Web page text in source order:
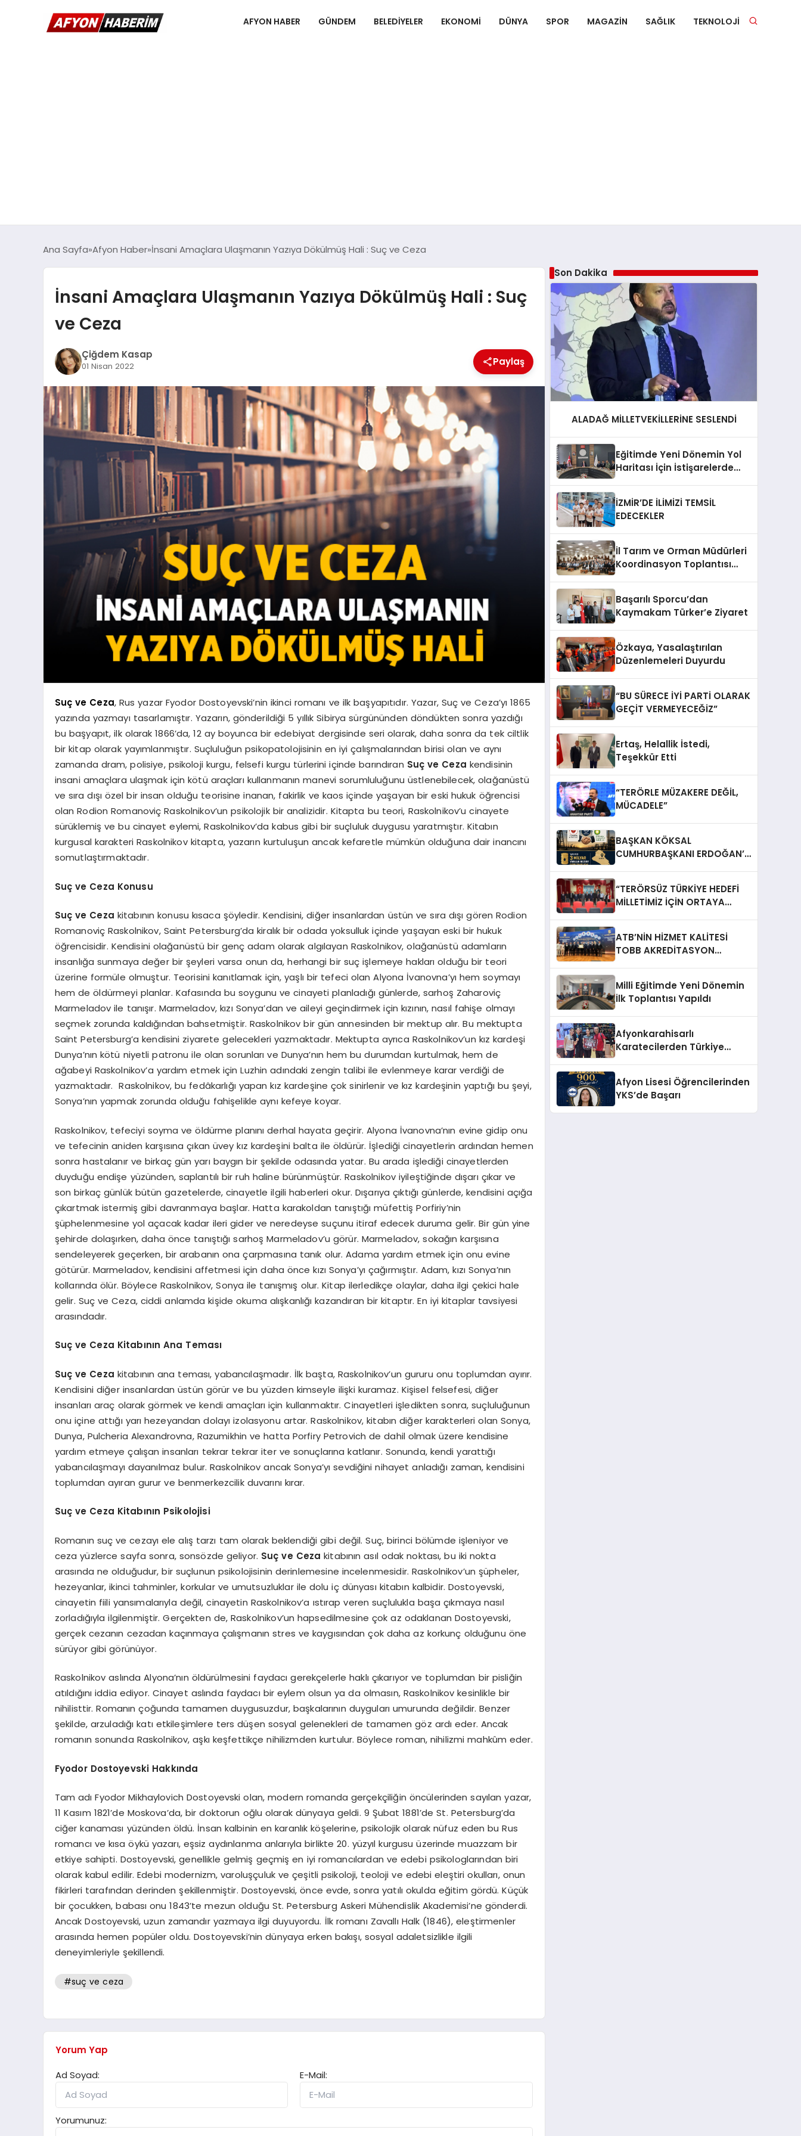
AFYON HABER GÜNDEM BELEDIYELER EKONOMI DÜNYA SPOR MAGAZIN SAĞLIK TEKNOLOJI
Ana Sayfa Afyon Haber İnsani Amaçlara Ulaşmanın Yazıya Dökülmüş Hali : Suç ve Ceza
İnsani Amaçlara Ulaşmanın Yazıya Dökülmüş Hali : Suç
ve Ceza
Çiğdem Kasap
01 Nisan 2022 Paylaş
Suç ve Ceza, Rus yazar Fyodor Dostoyevski’nin ikinci romanı ve ilk başyapıtıdır. Yazar, Suç ve Ceza’yı 1865
yazında yazmayı tasarlamıştır. Yazarın, gönderildiği 5 yıllık Sibirya sürgününden döndükten sonra yazdığı
bu başyapıt, ilk olarak 1866’da, 12 ay boyunca bir edebiyat dergisinde seri olarak, daha sonra da tek ciltlik
bir kitap olarak yayımlanmıştır. Suçluluğun psikopatolojisinin en iyi çalışmalarından birisi olan ve aynı
zamanda dram, polisiye, psikoloji kurgu, felsefi kurgu türlerini içinde barındıran Suç ve Ceza kendisinin
insani amaçlara ulaşmak için kötü araçları kullanmanın manevi sorumluluğunu üstlenebilecek, olağanüstü
ve sıra dışı özel bir insan olduğu teorisine inanan, fakirlik ve kaos içinde yaşayan bir eski hukuk öğrencisi
olan Rodion Romanoviç Raskolnikov’un psikolojik bir analizidir. Kitapta bu teori, Raskolnikov’u cinayete
sürüklemiş ve bu cinayet eylemi, Raskolnikov’da kabus gibi bir suçluluk duygusu yaratmıştır. Kitabın
kurgusal karakteri Raskolnikov kitapta, yazarın kurtuluşun ancak kefaretle mümkün olduğuna dair inancını
somutlaştırmaktadır.
Suç ve Ceza Konusu
Suç ve Ceza kitabının konusu kısaca şöyledir. Kendisini, diğer insanlardan üstün ve sıra dışı gören Rodion
Romanoviç Raskolnikov, Saint Petersburg’da kiralık bir odada yoksulluk içinde yaşayan eski bir hukuk
öğrencisidir. Kendisini olağanüstü bir genç adam olarak algılayan Raskolnikov, olağanüstü adamların
insanlığa sunmaya değer bir şeyleri varsa onun da, herhangi bir suç işlemeye hakları olduğu bir teori
üzerine formüle olmuştur. Teorisini kanıtlamak için, yaşlı bir tefeci olan Alyona İvanovna’yı hem soymayı
hem de öldürmeyi planlar. Kafasında bu soygunu ve cinayeti planladığı günlerde, sarhoş Zaharoviç
Marmeladov ile tanışır. Marmeladov, kızı Sonya’dan ve aileyi geçindirmek için kızının, nasıl fahişe olmayı
seçmek zorunda kaldığından bahsetmiştir. Raskolnikov bir gün annesinden bir mektup alır. Bu mektupta
Saint Petersburg’a kendisini ziyarete gelecekleri yazmaktadır. Mektupta ayrıca Raskolnikov’un kız kardeşi
Dunya’nın kötü niyetli patronu ile olan sorunları ve Dunya’nın hem bu durumdan kurtulmak, hem de
ağabeyi Raskolnikov’a yardım etmek için Luzhin adındaki zengin talibi ile evlenmeye karar verdiği de
yazmaktadır. Raskolnikov, bu fedâkarlığı yapan kız kardeşine çok sinirlenir ve kız kardeşinin yaptığı bu şeyi,
Sonya’nın yapmak zorunda olduğu fahişelikle aynı kefeye koyar.
Raskolnikov, tefeciyi soyma ve öldürme planını derhal hayata geçirir. Alyona İvanovna’nın evine gidip onu
ve tefecinin aniden karşısına çıkan üvey kız kardeşini balta ile öldürür. İşlediği cinayetlerin ardından hemen
sonra hastalanır ve birkaç gün yarı baygın bir şekilde odasında yatar. Bu arada işlediği cinayetlerden
duyduğu endişe yüzünden, saplantılı bir ruh haline bürünmüştür. Raskolnikov iyileştiğinde dışarı çıkar ve
son birkaç günlük bütün gazetelerde, cinayetle ilgili haberleri okur. Dışarıya çıktığı günlerde, kendisini açığa
çıkartmak istermiş gibi davranmaya başlar. Hatta karakoldan tanıştığı müfettiş Porfiriy’nin
şüphelenmesine yol açacak kadar ileri gider ve neredeyse suçunu itiraf edecek duruma gelir. Bir gün yine
şehirde dolaşırken, daha önce tanıştığı sarhoş Marmeladov’u görür. Marmeladov, sokağın karşısına
sendeleyerek geçerken, bir arabanın ona çarpmasına tanık olur. Adama yardım etmek için onu evine
götürür. Marmeladov, kendisini affetmesi için daha önce kızı Sonya’yı çağırmıştır. Adam, kızı Sonya’nın
kollarında ölür. Böylece Raskolnikov, Sonya ile tanışmış olur. Kitap ilerledikçe olaylar, daha ilgi çekici hale
gelir. Suç ve Ceza, ciddi anlamda kişide okuma alışkanlığı kazandıran bir kitaptır. En iyi kitaplar tavsiyesi
arasındadır.
Suç ve Ceza Kitabının Ana Teması
Suç ve Ceza kitabının ana teması, yabancılaşmadır. İlk başta, Raskolnikov’un gururu onu toplumdan ayırır.
Kendisini diğer insanlardan üstün görür ve bu yüzden kimseyle ilişki kuramaz. Kişisel felsefesi, diğer
insanları araç olarak görmek ve kendi amaçları için kullanmaktır. Cinayetleri işledikten sonra, suçluluğunun
onu içine attığı yarı hezeyandan dolayı izolasyonu artar. Raskolnikov, kitabın diğer karakterleri olan Sonya,
Dunya, Pulcheria Alexandrovna, Razumikhin ve hatta Porfiry Petrovich de dahil olmak üzere kendisine
yardım etmeye çalışan insanları tekrar tekrar iter ve sonuçlarına katlanır. Sonunda, kendi yarattığı
yabancılaşmayı dayanılmaz bulur. Raskolnikov ancak Sonya’yı sevdiğini nihayet anladığı zaman, kendisini
toplumdan ayıran gurur ve benmerkezcilik duvarını kırar.
Suç ve Ceza Kitabının Psikolojisi
Romanın suç ve cezayı ele alış tarzı tam olarak beklendiği gibi değil. Suç, birinci bölümde işleniyor ve
ceza yüzlerce sayfa sonra, sonsözde geliyor. Suç ve Ceza kitabının asıl odak noktası, bu iki nokta
arasında ne olduğudur, bir suçlunun psikolojisinin derinlemesine incelenmesidir. Raskolnikov’un şüpheler,
hezeyanlar, ikinci tahminler, korkular ve umutsuzluklar ile dolu iç dünyası kitabın kalbidir. Dostoyevski,
cinayetin fiili yansımalarıyla değil, cinayetin Raskolnikov’a ıstırap veren suçlulukla başa çıkmaya nasıl
zorladığıyla ilgilenmiştir. Gerçekten de, Raskolnikov’un hapsedilmesine çok az odaklanan Dostoyevski,
gerçek cezanın cezadan kaçınmaya çalışmanın stres ve kaygısından çok daha az korkunç olduğunu öne
sürüyor gibi görünüyor.
Raskolnikov aslında Alyona’nın öldürülmesini faydacı gerekçelerle haklı çıkarıyor ve toplumdan bir pisliğin
atıldığını iddia ediyor. Cinayet aslında faydacı bir eylem olsun ya da olmasın, Raskolnikov kesinlikle bir
nihilisttir. Romanın çoğunda tamamen duygusuzdur, başkalarının duyguları umurunda değildir. Benzer
şekilde, arzuladığı katı etkileşimlere ters düşen sosyal gelenekleri de tamamen göz ardı eder. Ancak
romanın sonunda Raskolnikov, aşkı keşfettikçe nihilizmden kurtulur. Böylece roman, nihilizmi mahkûm eder.
Fyodor Dostoyevski Hakkında
Tam adı Fyodor Mikhaylovich Dostoyevski olan, modern romanda gerçekçiliğin öncülerinden sayılan yazar,
11 Kasım 1821’de Moskova’da, bir doktorun oğlu olarak dünyaya geldi. 9 Şubat 1881’de St. Petersburg’da
ciğer kanaması yüzünden öldü. İnsan kalbinin en karanlık köşelerine, psikolojik olarak nüfuz eden bu Rus
romancı ve kısa öykü yazarı, eşsiz aydınlanma anlarıyla birlikte 20. yüzyıl kurgusu üzerinde muazzam bir
etkiye sahipti. Dostoyevski, genellikle gelmiş geçmiş en iyi romancılardan ve edebi psikologlarından biri
olarak kabul edilir. Edebi modernizm, varoluşçuluk ve çeşitli psikoloji, teoloji ve edebi eleştiri okulları, onun
fikirleri tarafından derinden şekillenmiştir. Dostoyevski, önce evde, sonra yatılı okulda eğitim gördü. Küçük
bir çocukken, babası onu 1843’te mezun olduğu St. Petersburg Askeri Mühendislik Akademisi’ne gönderdi.
Ancak Dostoyevski, uzun zamandır yazmaya ilgi duyuyordu. İlk romanı Zavallı Halk (1846), eleştirmenler
arasında hemen popüler oldu. Dostoyevski’nin dünyaya erken bakışı, sosyal adaletsizlikle ilgili
deneyimleriyle şekillendi.
#suç ve ceza
Yorum Yap
Ad Soyad:
E-Mail:
Yorumunuz:
Son Dakika
ALADAĞ MİLLETVEKİLLERİNE SESLENDİ
Eğitimde Yeni Dönemin Yol
Haritası İçin İstişarelerde
İZMİR’DE İLİMİZİ TEMSİL
EDECEKLER
İl Tarım ve Orman Müdürleri
Koordinasyon Toplantısı
Başarılı Sporcu’dan
Kaymakam Türker’e Ziyaret
Özkaya, Yasalaştırılan
Düzenlemeleri Duyurdu
“BU SÜRECE İYİ PARTİ OLARAK
GEÇİT VERMEYECEĞİZ”
Ertaş, Helallik İstedi,
Teşekkür Etti
“TERÖRLE MÜZAKERE DEĞİL,
MÜCADELE”
BAŞKAN KÖKSAL
CUMHURBAŞKANI ERDOĞAN’A
“TERÖRSÜZ TÜRKİYE HEDEFİ
MİLLETİMİZ İÇİN ORTAYA
ATB’NİN HİZMET KALİTESİ
TOBB AKREDİTASYON
Milli Eğitimde Yeni Dönemin
İlk Toplantısı Yapıldı
Afyonkarahisarlı
Karatecilerden Türkiye
Afyon Lisesi Öğrencilerinden
YKS’de Başarı